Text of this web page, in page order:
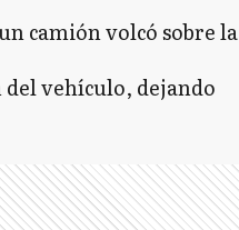
camión volcó sobre la
vehículo, dejando